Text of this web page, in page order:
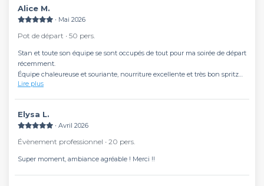
Alice M.
∙ Mai 2026
Pot de départ ∙ 50 pers.
Stan et toute son équipe se sont occupés de tout pour ma soirée de départ
récemment.
Équipe chaleureuse et souriante, nourriture excellente et très bon spritz
sur cette terrasse très agréable.
Lire plus
Elysa L.
∙ Avril 2026
Évènement professionnel ∙ 20 pers.
Super moment, ambiance agréable ! Merci !!